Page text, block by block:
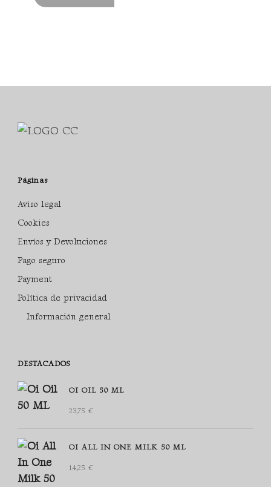
Páginas
Aviso legal
Cookies
Envíos y Devoluciones
Pago seguro
Payment
Política de privacidad
Información general
DESTACADOS
OI OIL 50 ML
23,75 €
OI ALL IN ONE MILK 50 ML
14,25 €